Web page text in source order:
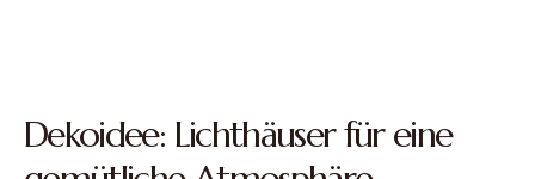
Dekoidee: Lichthäuser für eine